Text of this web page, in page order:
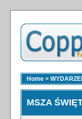
Home >
MSZA